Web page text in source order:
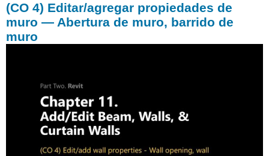
(CO 4) Editar/agregar propiedades de
muro — Abertura de muro, barrido de
muro